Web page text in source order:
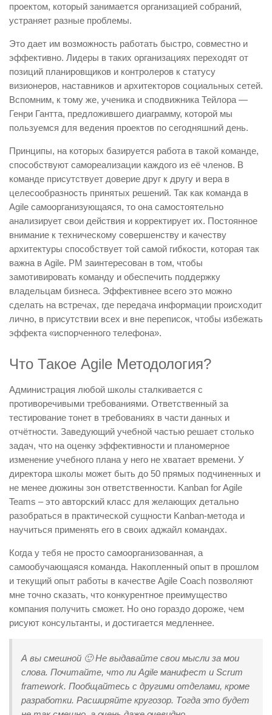
проектом, который занимается организацией собраний,
устраняет разные проблемы.
Это дает им возможность работать быстро, совместно и
эффективно. Лидеры в таких организациях переходят от
позиций планировщиков и контролеров к статусу
визионеров, наставников и архитекторов социальных сетей.
Вспомним, к тому же, ученика и сподвижника Тейлора —
Генри Гантта, предложившего диаграмму, которой мы
пользуемся для ведения проектов по сегодняшний день.
Принципы, на которых базируется работа в такой команде,
способствуют самореализации каждого из её членов. В
команде присутствует доверие друг к другу и вера в
целесообразность принятых решений. Так как команда в
Agile самоорганизующаяся, то она самостоятельно
анализирует свои действия и корректирует их. Постоянное
внимание к техническому совершенству и качеству
архитектуры способствует той самой гибкости, которая так
важна в Agile. PM заинтересован в том, чтобы
замотивировать команду и обеспечить поддержку
владельцам бизнеса. Эффективнее всего это можно
сделать на встречах, где передача информации происходит
лично, в присутствии всех и вне переписок, чтобы избежать
эффекта «испорченного телефона».
Что Такое Agile Методология?
Администрация любой школы сталкивается с
противоречивыми требованиями. Ответственный за
тестирование тонет в требованиях в части данных и
отчётности. Заведующий учебной частью решает столько
задач, что на оценку эффективности и планомерное
изменение учебного плана у него не хватает времени. У
директора школы может быть до 50 прямых подчиненных и
не менее дюжины зон ответственности. Kanban for Agile
Teams – это авторский класс для желающих детально
разобраться в практической сущности Kanban-метода и
научиться применять его в своих аджайл командах.
Когда у тебя не просто самоорганизованная, а
самообучающаяся команда. Накопленный опыт в прошлом
и текущий опыт работы в качестве Agile Coach позволяют
мне точно сказать, что конкурентное преимущество
компания получить сможет. Но оно гораздо дороже, чем
рисуют консультанты, и достигается медленнее.
А вы смешной 🙂 Не выдавайте свои мысли за мои
слова. Почитайте, что ли Agile манифест и Scrum
framework. Пообщайтесь с другими отделами, кроме
разработки. Расширяйте кругозор. Тогда это будет